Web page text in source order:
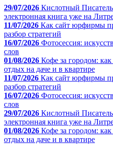
29/07/2026 Кислотный
электронная книга уже на
11/07/2026 Как сайт юрфирмы
разбор стратегий
16/07/2026 Фотосессия:
слов
01/08/2026 Кофе за городом:
отдых на даче и в квартире
11/07/2026 Как сайт юрфирмы
разбор стратегий
16/07/2026 Фотосессия:
слов
29/07/2026 Кислотный
электронная книга уже на
01/08/2026 Кофе за городом:
отдых на даче и в квартире